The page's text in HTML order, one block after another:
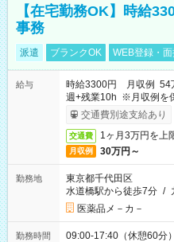
【在宅勤務OK】時給
事務
派遣 ブランクOK WEB登録・
給与
時給3300円 月収例 54
週+残業10h ※月収例を
交通費別途支給あり
交通費 1ヶ月3万円を上
月収例 30万円～
勤務地
東京都千代田区
水道橋駅から徒歩7分 /
医薬品メ－カ－
勤務時間 09:00-17:40（休憩60分